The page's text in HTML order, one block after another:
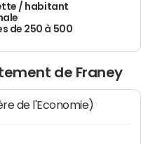
/ habitant
de 250 à 500
de Franey
de l'Economie)